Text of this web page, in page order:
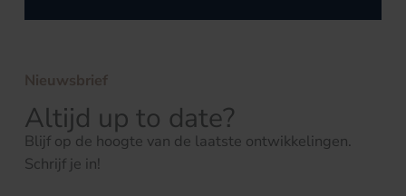
Nieuwsbrief
Altijd up to date?
Blijf op de hoogte van de laatste ontwikkelingen.
Schrijf je in!